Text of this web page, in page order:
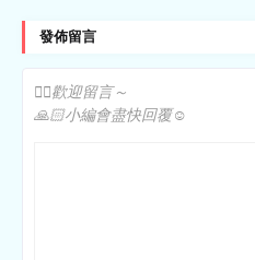
發佈留言
✍🏻歡迎留言～
🙏🏻小編會盡快回覆☺️